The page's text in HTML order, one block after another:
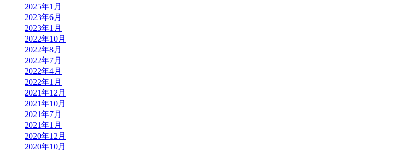
2025年1月
2023年6月
2023年1月
2022年10月
2022年8月
2022年7月
2022年4月
2022年1月
2021年12月
2021年10月
2021年7月
2021年1月
2020年12月
2020年10月